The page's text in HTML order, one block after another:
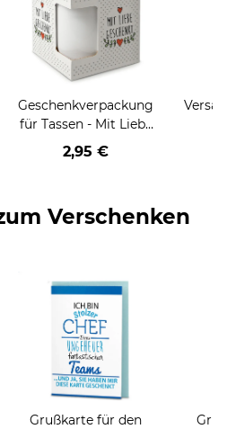
Geschenkverpackung
für Tassen - Mit Liebe
geschenkt
2,95 €
Verschenken
Grußkarte für den